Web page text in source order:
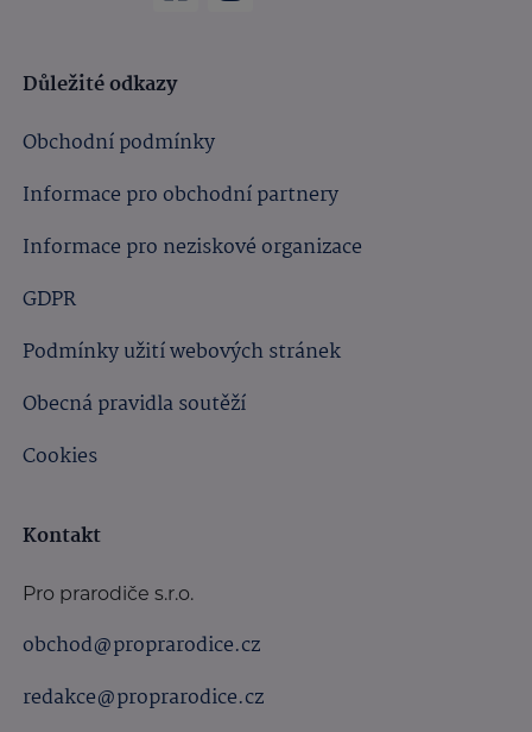
Důležité odkazy
Obchodní podmínky
Informace pro obchodní partnery
Informace pro neziskové organizace
GDPR
Podmínky užití webových stránek
Obecná pravidla soutěží
Cookies
Kontakt
Pro prarodiče s.r.o.
obchod@proprarodice.cz
redakce@proprarodice.cz